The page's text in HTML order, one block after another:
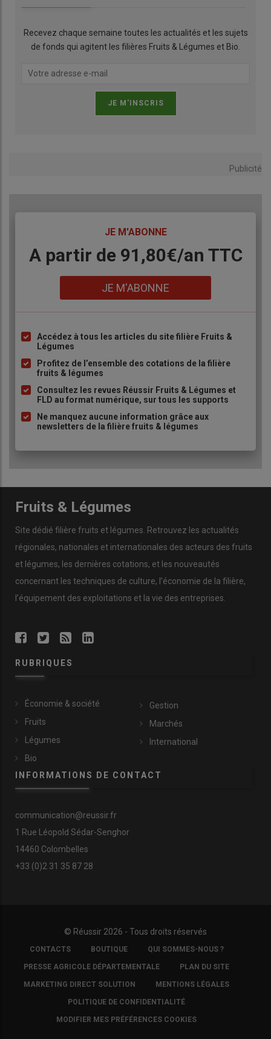
Recevez chaque semaine toutes les actualités et les sujets
de fonds qui agitent les filières Fruits & Légumes et Bio.
Publicité
JE M'ABONNE
Body
A partir de 91,80€/an​ TTC
JE M'ABONNE
Liste
puce
Accédez à tous les articles du site filière Fruits &
Légumes
Profitez de l’ensemble des cotations de la filière
fruits & légumes
Consultez les revues Réussir Fruits & Légumes et
FLD au format numérique, sur tous les supports
Ne manquez aucune information grâce aux
newsletters de la filière fruits & légumes
Fruits & Légumes
Site dédié filière fruits et légumes. Retrouvez les actualités
régionales, nationales et internationales des acteurs des fruits
et légumes, les dernières cotations, et les nouveautés
concernant les techniques de culture, l’économie de la filière,
l’équipement des exploitations et la vie des entreprises.
RUBRIQUES
Économie & société
Fruits
Légumes
Bio
Gestion
Marchés
International
INFORMATIONS DE CONTACT
communication@reussir.fr
1 Rue Léopold Sédar-Senghor
14460 Colombelles
+33 (0)2 31 35 87 28
© Réussir 2026 - Tous droits réservés
FOOTER
COPYRIGHT
CONTACTS BOUTIQUE QUI SOMMES-NOUS ?
PRESSE AGRICOLE DÉPARTEMENTALE PLAN DU SITE
MARKETING DIRECT SOLUTION MENTIONS LÉGALES
POLITIQUE DE CONFIDENTIALITÉ
MODIFIER MES PRÉFÉRENCES COOKIES